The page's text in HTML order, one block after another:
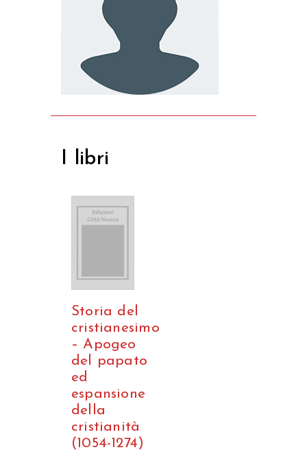
I libri
Storia del
cristianesimo
– Apogeo
del papato
ed
espansione
della
cristianità
(1054-1274)